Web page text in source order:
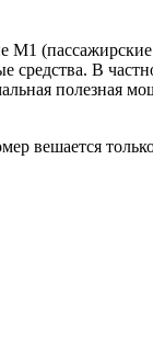
M1 (пассажирские
средства. В
полезная
вешается